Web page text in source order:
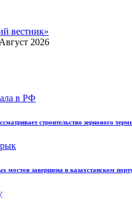
вестник»
2026
строительство зернового
мостов завершена в казахстанском